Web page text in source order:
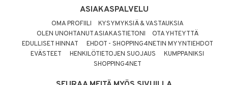
ASIAKASPALVELU
OMA PROFIILI
KYSYMYKSIÄ & VASTAUKSIA
OLEN UNOHTANUT ASIAKASTIETONI
OTA YHTEYTTÄ
EDULLISET HINNAT
EHDOT - SHOPPING4NETIN MYYNTIEHDOT
EVÄSTEET
HENKILÖTIETOJEN SUOJAUS
KUMPPANIKSI
SHOPPING4NET